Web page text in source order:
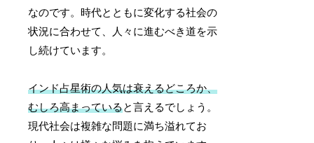
なのです。時代とともに変化する社会の
状況に合わせて、人々に進むべき道を示
し続けています。
インド占星術の人気は衰えるどころか、
むしろ高まっていると言えるでしょう。
現代社会は複雑な問題に満ち溢れてお